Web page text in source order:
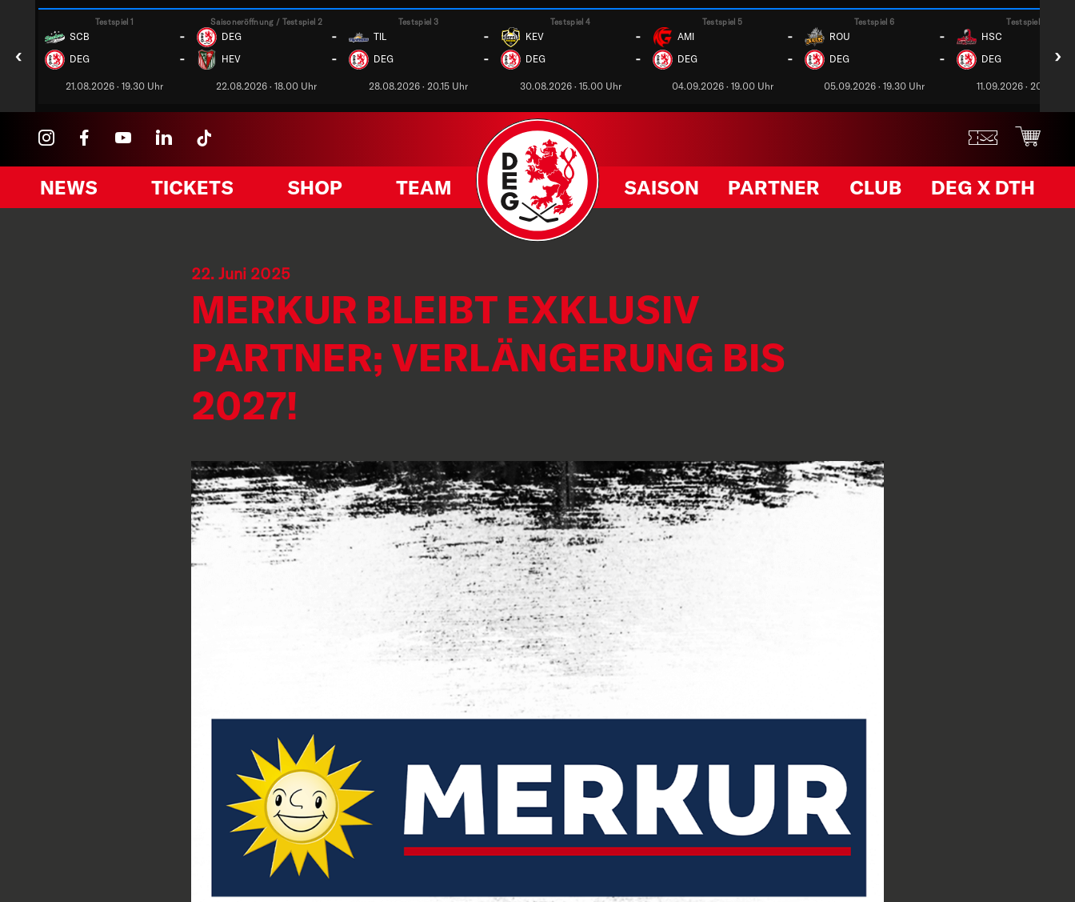
‹
Testspiel 1
SCB -
DEG -
21.08.2026 · 19.30 Uhr
Saisoneröffnung / Testspiel 2
DEG -
HEV -
22.08.2026 · 18.00 Uhr
Testspiel 3
TIL -
DEG -
28.08.2026 · 20.15 Uhr
Testspiel 4
KEV -
DEG -
30.08.2026 · 15.00 Uhr
Testspiel 5
AMI -
DEG -
04.09.2026 · 19.00 Uhr
Testspiel 6
ROU -
DEG -
05.09.2026 · 19.30 Uhr
Testspiel 7
HSC
DEG
11.09.2026 · 20.00 Uhr
›
NEWS TICKETS SHOP TEAM SAISON PARTNER CLUB DEG X DTH
22. Juni 2025
MERKUR BLEIBT EXKLUSIV
PARTNER; VERLÄNGERUNG BIS
2027!